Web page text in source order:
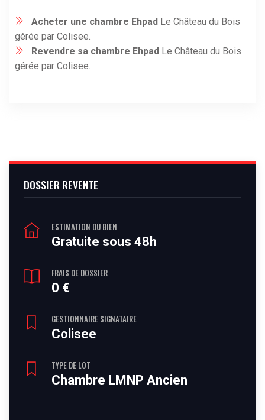
Acheter une chambre Ehpad Le Château du Bois
gérée par Colisee.
Revendre sa chambre Ehpad Le Château du Bois
gérée par Colisee.
DOSSIER REVENTE
ESTIMATION DU BIEN
Gratuite sous 48h
FRAIS DE DOSSIER
0 €
GESTIONNAIRE SIGNATAIRE
Colisee
TYPE DE LOT
Chambre LMNP Ancien